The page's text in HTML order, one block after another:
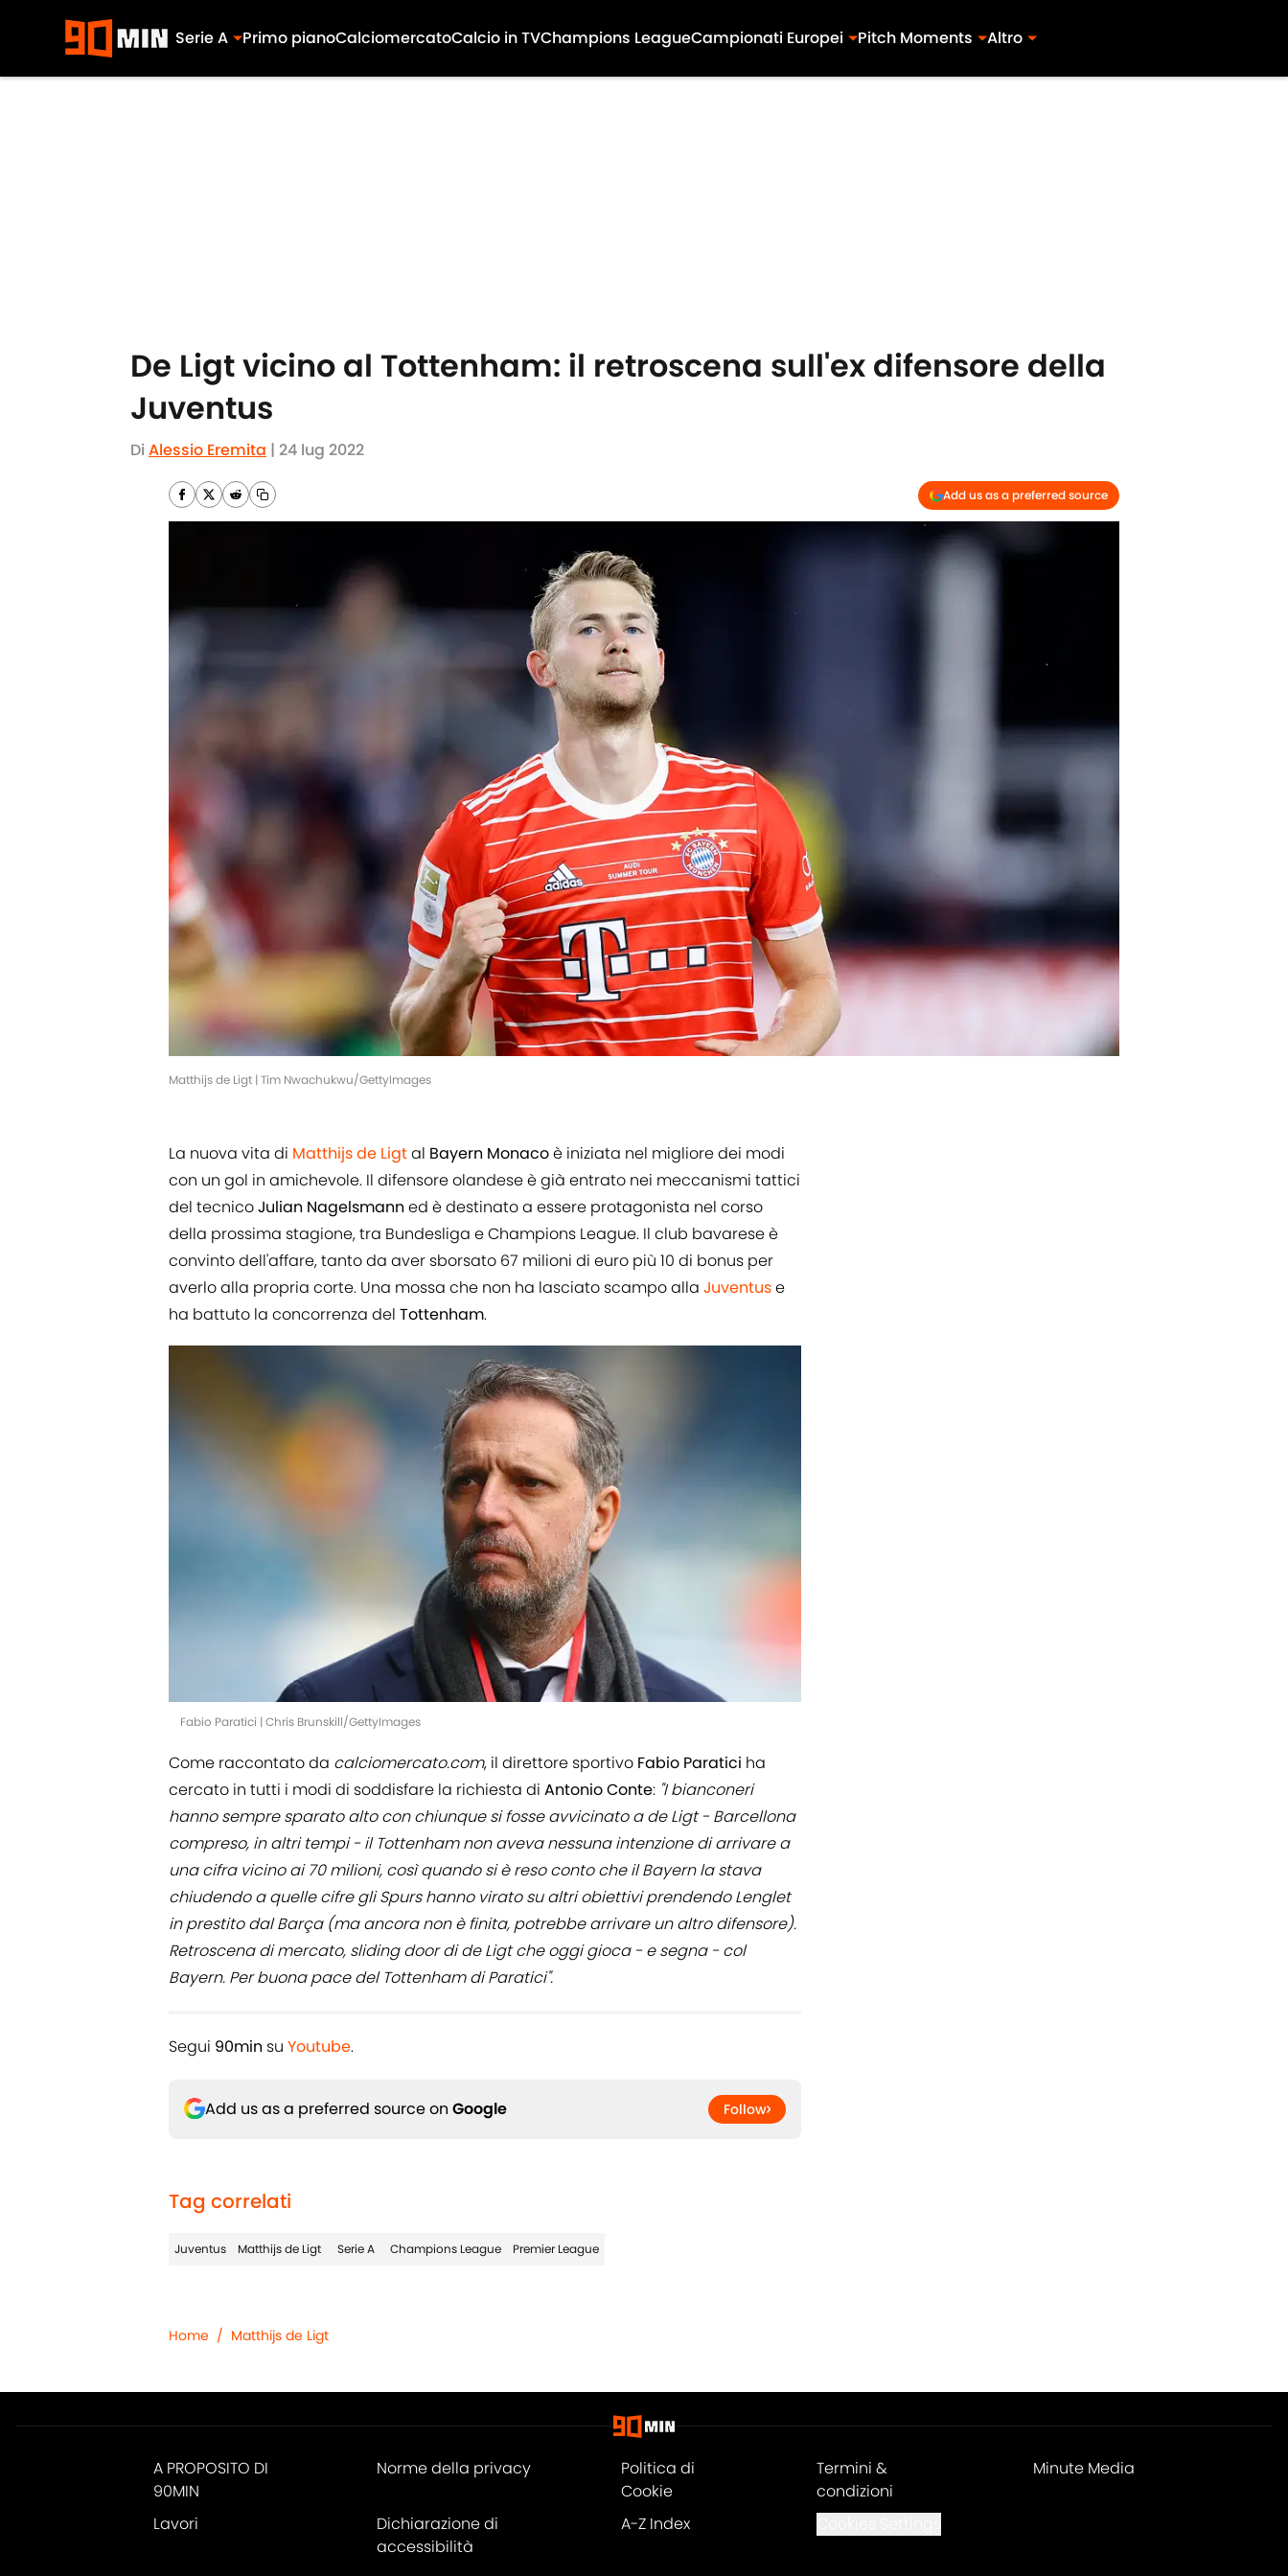
Serie A Primo pianoCalciomercatoCalcio in TVChampions LeagueCampionati Europei Pitch Moments Altro
De Ligt vicino al Tottenham: il retroscena sull'ex difensore della
Juventus
Di Alessio Eremita | 24 lug 2022
Add us as a preferred source
Matthijs de Ligt | Tim Nwachukwu/GettyImages
La nuova vita di Matthijs de Ligtal Bayern Monacoè iniziata nel migliore dei modi
con un gol in amichevole. Il difensore olandese è già entrato nei meccanismi tattici
del tecnicoJulian Nagelsmann ed è destinato a essere protagonista nel corso
della prossima stagione, tra Bundesliga e Champions League. Il club bavarese è
convinto dell'affare, tanto da aver sborsato 67 milioni di euro più 10 di bonus per
averlo alla propria corte. Una mossa che non ha lasciato scampo alla Juventuse
ha battuto la concorrenza del Tottenham.
Fabio Paratici | Chris Brunskill/GettyImages
Come raccontato da calciomercato.com, il direttore sportivo Fabio Paratici ha
cercato in tutti i modi di soddisfare la richiesta di Antonio Conte: "I bianconeri
hanno sempre sparato alto con chiunque si fosse avvicinato a de Ligt - Barcellona
compreso, in altri tempi - il Tottenham non aveva nessuna intenzione di arrivare a
una cifra vicino ai 70 milioni, così quando si è reso conto che il Bayern la stava
chiudendo a quelle cifre gli Spurs hanno virato su altri obiettivi prendendo Lenglet
in prestito dal Barça (ma ancora non è finita, potrebbe arrivare un altro difensore).
Retroscena di mercato, sliding door di de Ligt che oggi gioca - e segna - col
Bayern. Per buona pace del Tottenham di Paratici".
Segui 90min su Youtube.
Add us as a preferred source on Google Follow
Tag correlati
Juventus Matthijs de Ligt Serie A Champions League Premier League
Home / Matthijs de Ligt
A PROPOSITO DI
90MIN
Norme della privacy
Politica di
Cookie
Termini &
condizioni
Minute Media
Lavori
Dichiarazione di
accessibilità
A-Z Index